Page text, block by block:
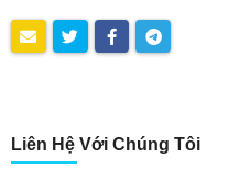
Liên Hệ Với Chúng Tôi